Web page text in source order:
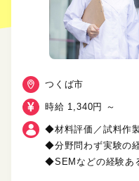
つくば市
時給 1,340円 ～
◆材料評価／試料作
◆分野問わず実験の
◆SEMなどの経験あ